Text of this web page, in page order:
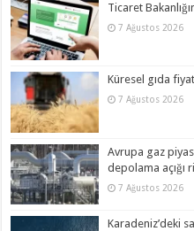
Ticaret
7 Ağustos 2026
Küresel gıda
7 Ağustos 2026
Avrupa gaz
depolama açığı
7 Ağustos 2026
Karadeniz’deki